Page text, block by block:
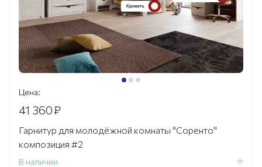
Цена:
41 360₽
Гарнитур для молодёжной комнаты "Соренто"
композиция #2
В наличии